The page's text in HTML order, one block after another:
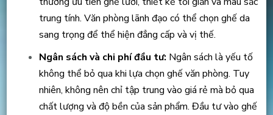
trung tính. Văn phòng lãnh đạo có thể chọn ghế da
sang trọng để thể hiện đẳng cấp và vị thế.
Ngân sách và chi phí đầu tư: Ngân sách là yếu tố
không thể bỏ qua khi lựa chọn ghế văn phòng. Tuy
nhiên, không nên chỉ tập trung vào giá rẻ mà bỏ qua
chất lượng và độ bền của sản phẩm. Đầu tư vào ghế